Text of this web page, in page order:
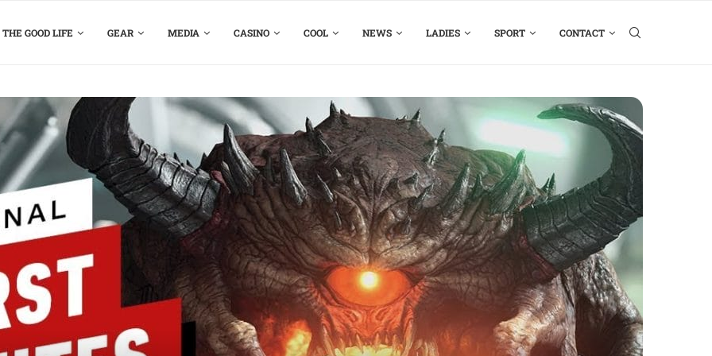
THE GOOD LIFE GEAR MEDIA CASINO COOL NEWS LADIES SPORT CONTACT